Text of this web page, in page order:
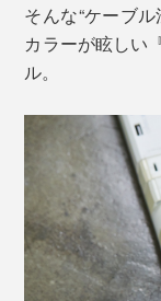
そんな“ケーブ
カラーが眩しい
ル。